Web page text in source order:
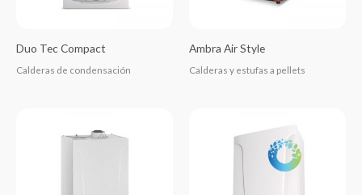
Duo Tec Compact
Calderas de condensación
Ambra Air Style
Calderas y estufas a pellets